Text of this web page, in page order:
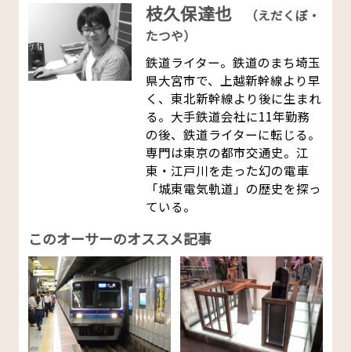
枝久保達也
（えだくぼ・
たつや）
鉄道ライター。鉄道のまち埼玉
県大宮市で、上越新幹線より早
く、東北新幹線より後に生まれ
る。大手鉄道会社に11年勤務
の後、鉄道ライターに転じる。
専門は東京の都市交通史。江
東・江戸川を走った幻の電車
「城東電気軌道」の歴史を探っ
ている。
このオーサーのオススメ記事